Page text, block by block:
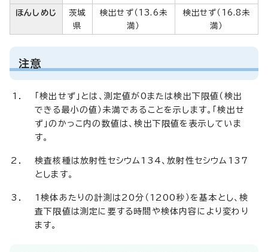
ほんしめじ
茨城
県
検出せず（13.6未
満）
検出せず（16.8未
満）
注意
「検出せず」とは、測定値が0または検出下限値（検出
できる最小の値）未満であることを示します。「検出せ
ず」のかっこ内の数値は、検出下限値を表示していま
す。
検査核種は放射性セシウム134、放射性セシウム137
とします。
1検体あたりの計測は20分（1200秒）を基本とし、検
査下限値は測定に要する時間や検体内容により変わり
ます。